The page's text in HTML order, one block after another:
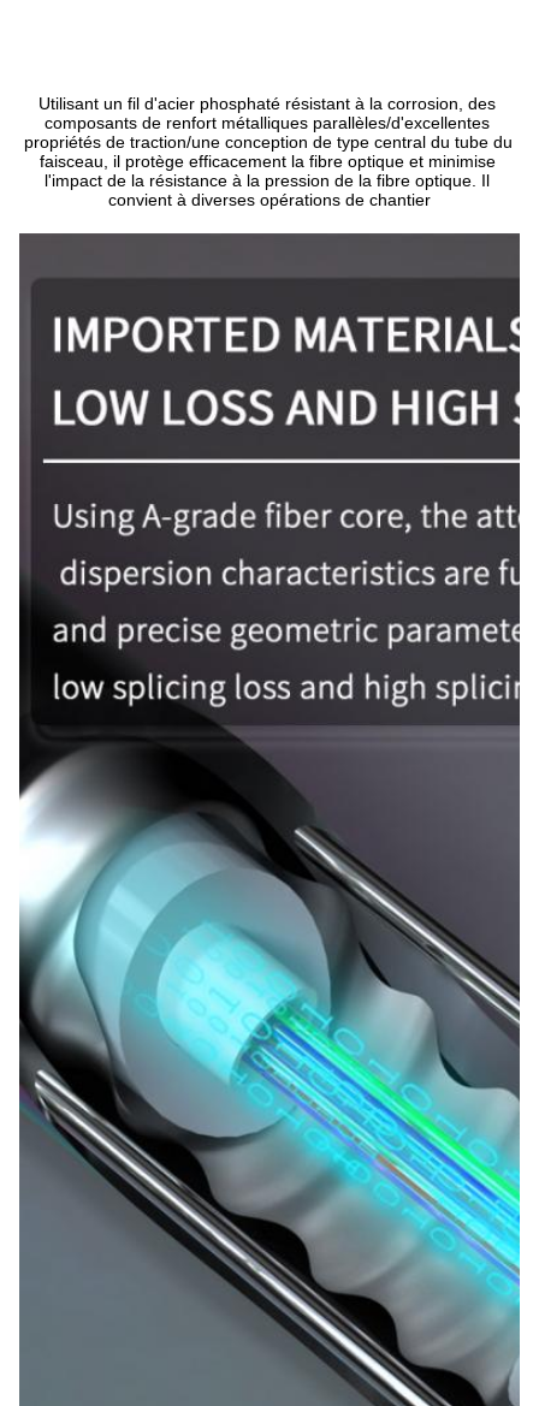
Utilisant un fil d'acier phosphaté résistant à la corrosion, des
composants de renfort métalliques parallèles/d'excellentes
propriétés de traction/une conception de type central du tube du
faisceau, il protège efficacement la fibre optique et minimise
l'impact de la résistance à la pression de la fibre optique. Il
convient à diverses opérations de chantier